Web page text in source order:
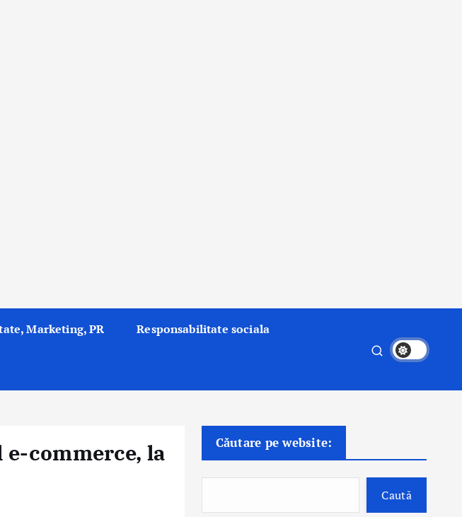
Marketing, PR Responsabilitate sociala
commerce, la
Căutare pe website:
Caută